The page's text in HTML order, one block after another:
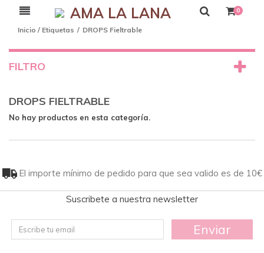
AMA LA LANA 0
Inicio / Etiquetas / DROPS Fieltrable
FILTRO
DROPS FIELTRABLE
No hay productos en esta categoría.
El importe mínimo de pedido para que sea valido es de 10€
Suscribete a nuestra newsletter
Enviar